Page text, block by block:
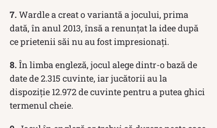
7. Wardle a creat o variantă a jocului, prima
dată, în anul 2013, însă a renunțat la idee după
ce prietenii săi nu au fost impresionați.
8. În limba engleză, jocul alege dintr-o bază de
date de 2.315 cuvinte, iar jucătorii au la
dispoziție 12.972 de cuvinte pentru a putea ghici
termenul cheie.